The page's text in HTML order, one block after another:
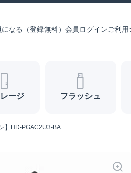
なる（登録無料） 会員ログインご利用
ージ フラッシュ
】HD-PGAC2U3-BA